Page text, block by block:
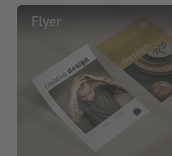
Flyer